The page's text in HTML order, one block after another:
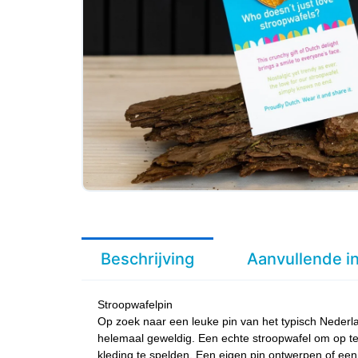
Beschrijving Aanvullende
Stroopwafelpin
Op zoek naar een leuke pin van het typisch
helemaal geweldig. Een echte stroopwafel om op
kleding te spelden. Een eigen pin ontwerpen of